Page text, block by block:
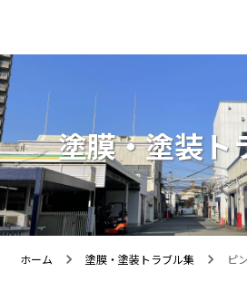
塗膜・塗装ト
ホーム 塗膜・塗装トラブル集 ピ